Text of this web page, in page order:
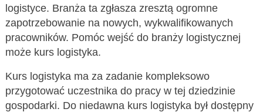
logistyce. Branża ta zgłasza zresztą ogromne
zapotrzebowanie na nowych, wykwalifikowanych
pracowników. Pomóc wejść do branży logistycznej
może kurs logistyka.
Kurs logistyka ma za zadanie kompleksowo
przygotować uczestnika do pracy w tej dziedzinie
gospodarki. Do niedawna kurs logistyka był dostępny